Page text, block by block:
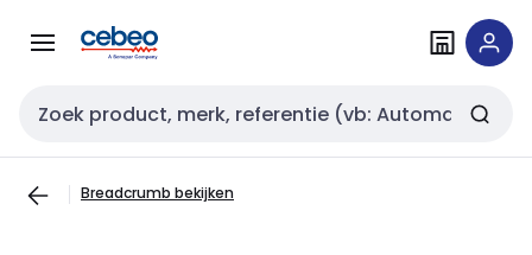
naar
naar
Zoekveld invoer
Breadcrumb bekijken